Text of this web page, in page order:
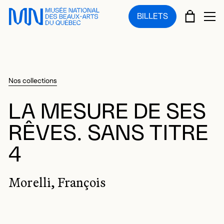
Sauter au menu principal
Sauter au contenu principal
Sauter au pied de page
BILLETS PANIER
Nos collections
LA MESURE DE SES
RÊVES. SANS TITRE
4
Morelli, François